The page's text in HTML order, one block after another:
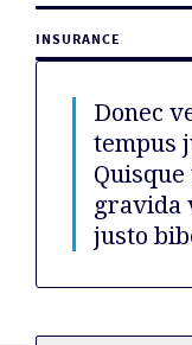
INSURANCE
Donec
tempus
gravida
justo